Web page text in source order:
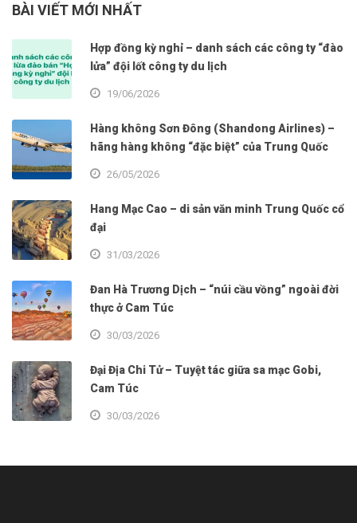
BÀI VIẾT MỚI NHẤT
Hợp đồng kỳ nghỉ – danh sách các công ty “đào
lửa” đội lốt công ty du lịch
19/06/2026
Hàng không Sơn Đông (Shandong Airlines) –
hãng hàng không “đặc biệt” của Trung Quốc
26/05/2026
Hang Mạc Cao – di sản văn minh Trung Quốc cổ
đại
31/03/2026
Đan Hà Trương Dịch – “núi cầu vồng” ngoài đời
thực ở Cam Túc
30/03/2026
Đại Địa Chi Tử – Tuyệt tác giữa sa mạc Gobi,
Cam Túc
30/03/2026